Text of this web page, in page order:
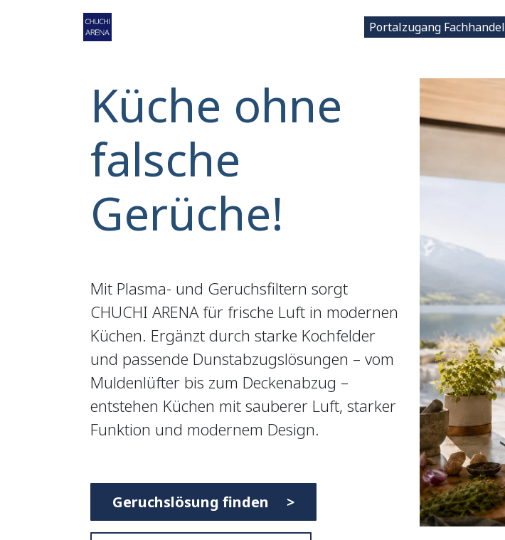
Zum Inhalt springen
Portalzugang Fachhandel
Küche ohne
falsche
Gerüche!
Mit Plasma- und Geruchsfiltern sorgt
CHUCHI ARENA für frische Luft in modernen
Küchen. Ergänzt durch starke Kochfelder
und passende Dunstabzugslösungen – vom
Muldenlüfter bis zum Deckenabzug –
entstehen Küchen mit sauberer Luft, starker
Funktion und modernem Design.
Geruchslösung finden >